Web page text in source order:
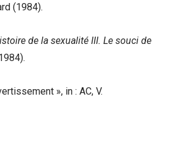
(1984).
de la sexualité III. Le souci de
», in : AC, V.